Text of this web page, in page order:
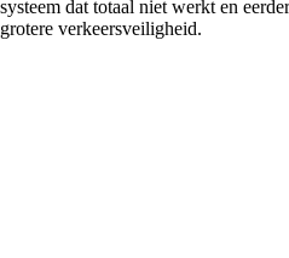
systeem dat totaal niet werkt en
grotere verkeersveiligheid.